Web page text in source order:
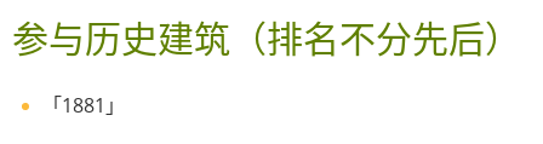
参与历史建筑 （排名不分先后）
「1881」